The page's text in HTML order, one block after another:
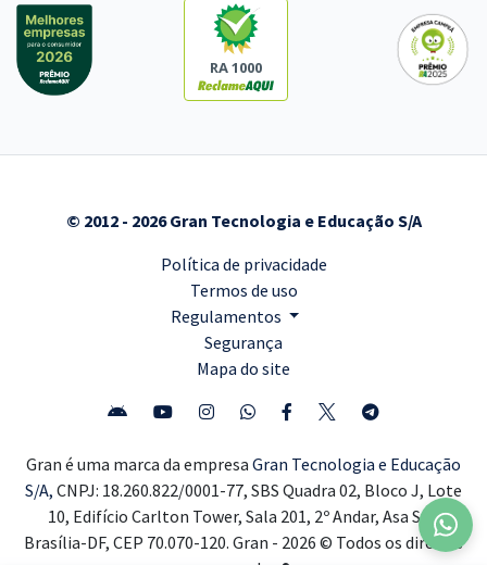
RA 1000
© 2012 - 2026 Gran Tecnologia e Educação S/A
Política de privacidade
Termos de uso
Regulamentos
Segurança
Mapa do site
Gran é uma marca da empresa Gran Tecnologia e Educação
S/A, CNPJ: 18.260.822/0001-77, SBS Quadra 02, Bloco J, Lote
10, Edifício Carlton Tower, Sala 201, 2º Andar, Asa Sul,
Brasília-DF, CEP 70.070-120. Gran - 2026 © Todos os direitos